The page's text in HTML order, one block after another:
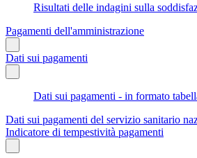
Risultati delle indagini sulla
Pagamenti dell'amministrazione
Dati sui pagamenti
Dati sui pagamenti - in formato
Dati sui pagamenti del servizio sanitario
Indicatore di tempestività pagamenti